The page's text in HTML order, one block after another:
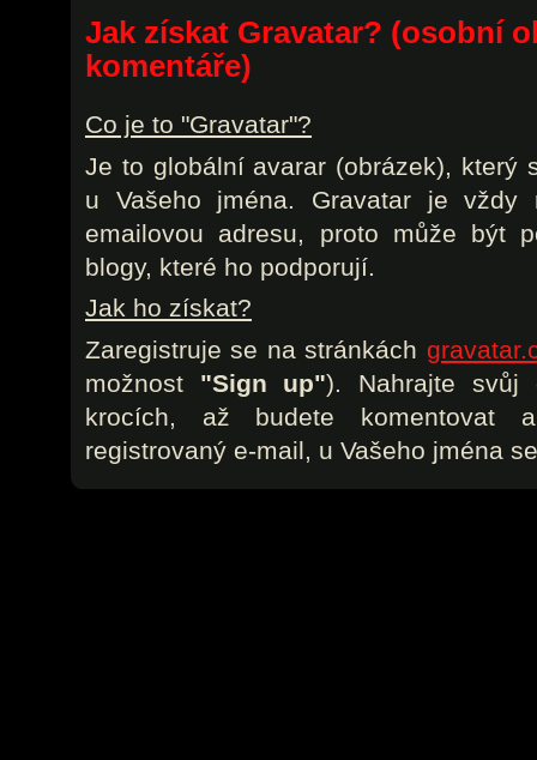
Jak získat Gravatar? (osobní
komentáře)
Co je to "Gravatar"?
Je to globální avarar (obrázek), který
u Vašeho jména. Gravatar je vždy
emailovou adresu, proto může být
blogy, které ho podporují.
Jak ho získat?
Zaregistruje se na stránkách
možnost "Sign up"). Nahrajte svůj
krocích, až budete komentovat
registrovaný e-mail, u Vašeho jména